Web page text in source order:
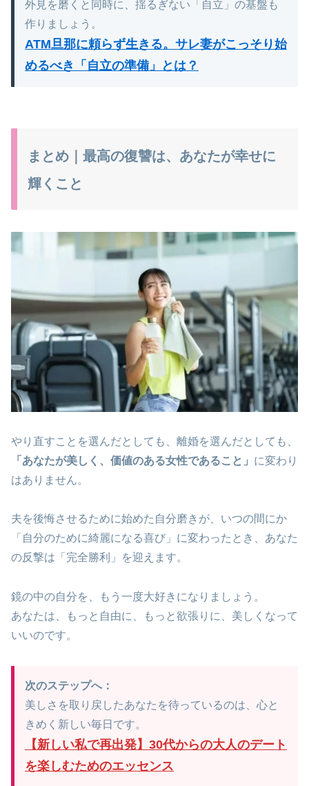
外見を磨くと同時に、揺るぎない「自立」の基盤も
作りましょう。
ATM旦那に頼らず生きる。サレ妻がこっそり始
めるべき「自立の準備」とは？
まとめ｜最高の復讐は、あなたが幸せに
輝くこと
やり直すことを選んだとしても、離婚を選んだとしても、
「あなたが美しく、価値のある女性であること」 に変わり
はありません。
夫を後悔させるために始めた自分磨きが、いつの間にか
「自分のために綺麗になる喜び」に変わったとき、あなた
の反撃は「完全勝利」を迎えます。
鏡の中の自分を、もう一度大好きになりましょう。
あなたは、もっと自由に、もっと欲張りに、美しくなって
いいのです。
次のステップへ：
美しさを取り戻したあなたを待っているのは、心と
きめく新しい毎日です。
【新しい私で再出発】30代からの大人のデート
を楽しむためのエッセンス